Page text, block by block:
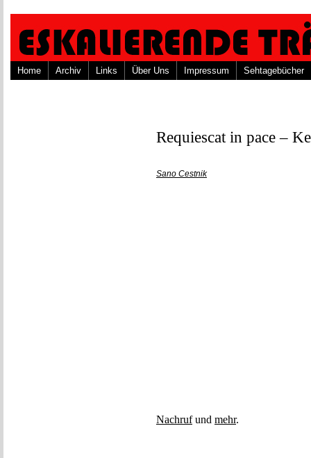
Home Archiv Links Über Uns Impressum Sehtagebücher
Requiescat in pace –
Sano Cestnik
Nachrufund mehr.